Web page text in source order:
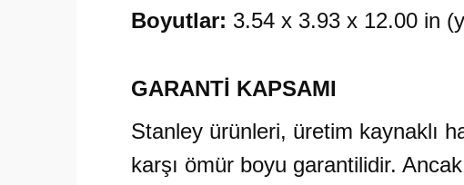
Boyutlar: 3.54 x 3.93 x 12.00 in
GARANTİ KAPSAMI
Stanley ürünleri, üretim kaynaklı
karşı ömür boyu garantilidir.